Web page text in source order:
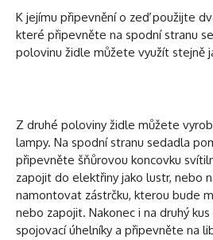
K jejímu připevnění o zeď použijte
které připevněte na spodní stranu
polovinu židle můžete využít stejně
Z druhé poloviny židle můžete
lampy. Na spodní stranu sedadla
připevněte šňůrovou koncovku
zapojit do elektřiny jako lustr, nebo
namontovat zástrčku, kterou bude
nebo zapojit. Nakonec i na druhý
spojovací úhelníky a připevněte na